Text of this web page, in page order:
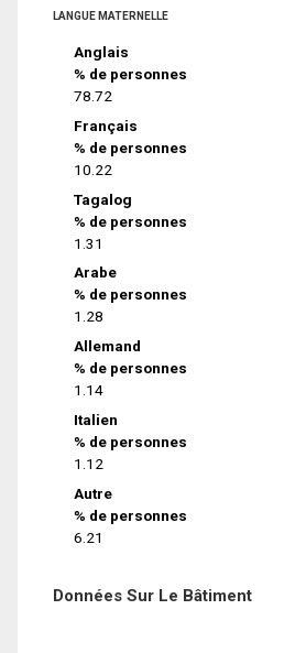
LANGUE MATERNELLE
Anglais
% de personnes
78.72
Français
% de personnes
10.22
Tagalog
% de personnes
1.31
Arabe
% de personnes
1.28
Allemand
% de personnes
1.14
Italien
% de personnes
1.12
Autre
% de personnes
6.21
Données Sur Le Bâtiment